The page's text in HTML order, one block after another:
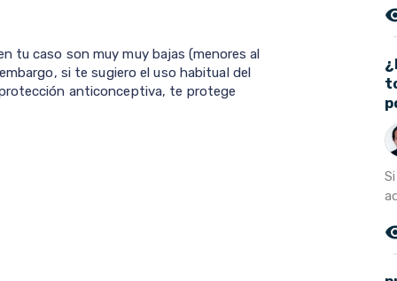
tu caso son muy muy bajas (menores al
si te sugiero el uso habitual del
anticonceptiva, te protege